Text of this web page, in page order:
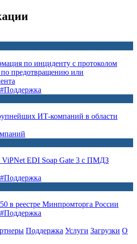
по инциденту с протоколом
предотвращению или
#Поддержка
ИТ-компаний в области
EDI Soap Gate 3 с ПМДЗ
#Поддержка
в реестре Минпромторга России
#Поддержка
Поддержка Услуги Загрузки О